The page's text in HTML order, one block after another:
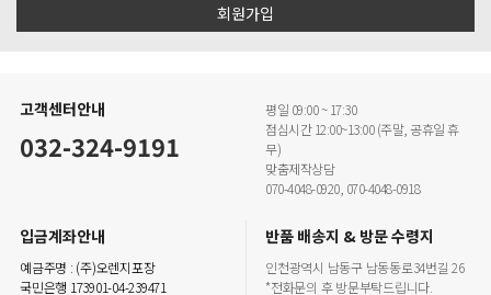
회원가입
고객센터안내
032-324-9191
평일 09:00 ~ 17:30
점심시간 12:00~13:00 (주말, 공휴일 휴
무)
맞춤제작상담
070-4048-0920, 070-4048-0918
입금계좌안내
예금주명 : (주)오렌지포장
국민은행 173901-04-239471
반품 배송지 & 방문 수령지
인천광역시 남동구 남동동로34번길 26
*전화문의 후 방문부탁드립니다.